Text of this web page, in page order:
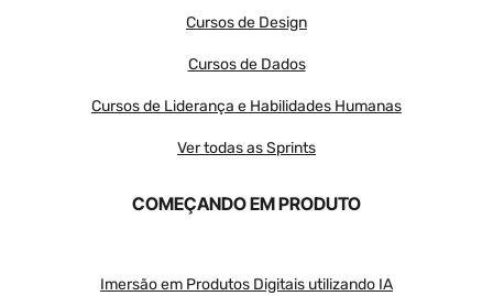
Cursos de Design
Cursos de Dados
Cursos de Liderança e Habilidades Humanas
Ver todas as Sprints
COMEÇANDO EM PRODUTO
Imersão em Produtos Digitais utilizando IA